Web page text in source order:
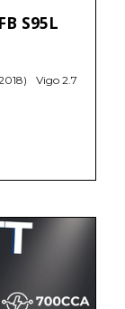
S95L
Vigo 2.7